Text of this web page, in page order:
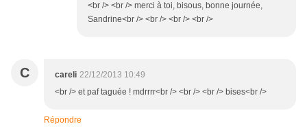
<br /> <br /> merci à toi, bisous, bonne journée,
Sandrine<br /> <br /> <br /> <br />
C careli 22/12/2013 10:49
<br /> et paf taguée ! mdrrrr<br /> <br /> <br /> bises<br />
Répondre